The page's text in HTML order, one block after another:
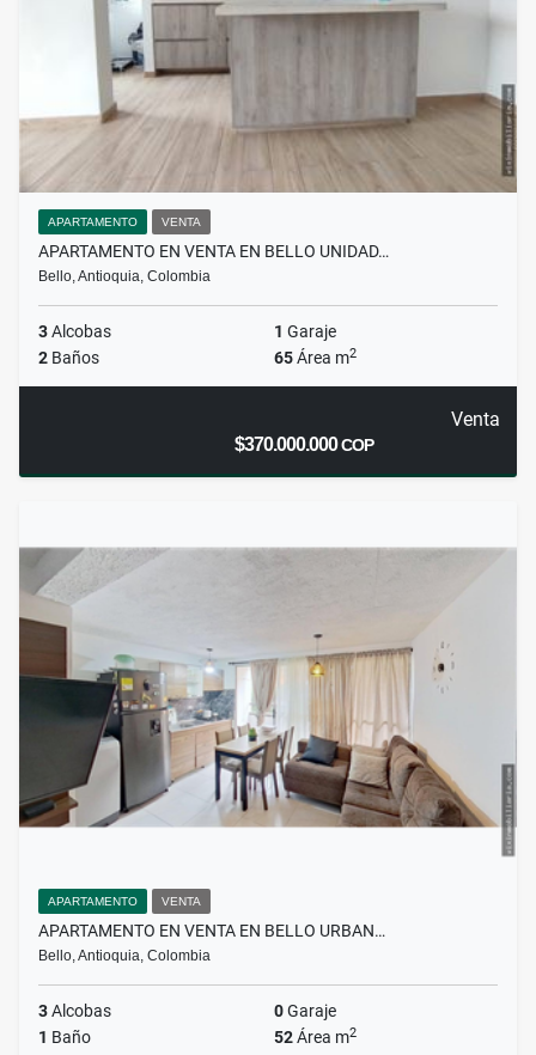
APARTAMENTO VENTA
APARTAMENTO EN VENTA EN BELLO UNIDAD…
Bello, Antioquia, Colombia
3Alcobas 1 Garaje
2 Baños 65Área m2
Venta
$370.000.000COP
APARTAMENTO VENTA
APARTAMENTO EN VENTA EN BELLO URBAN…
Bello, Antioquia, Colombia
3Alcobas 0Garaje
1 Baño 52Área m2